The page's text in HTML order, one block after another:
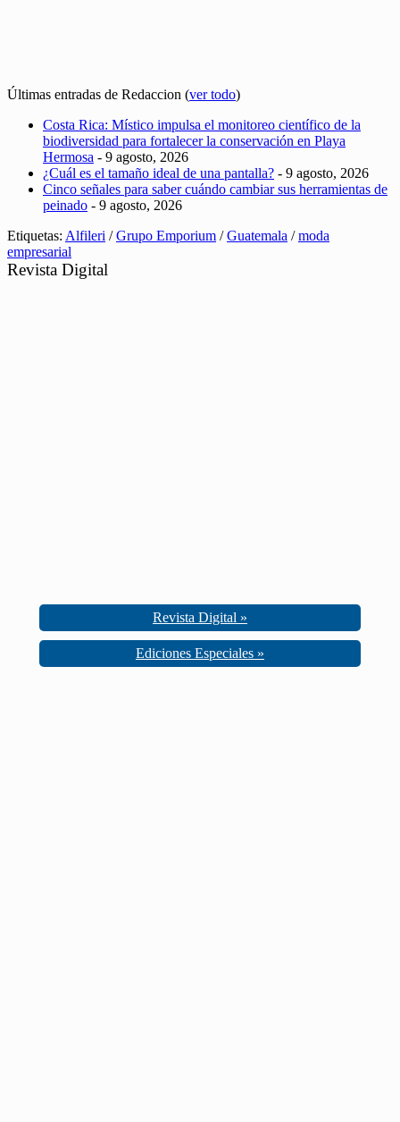
Últimas entradas de Redaccion (ver todo)
Costa Rica: Místico impulsa el monitoreo científico de la
biodiversidad para fortalecer la conservación en Playa
Hermosa - 9 agosto, 2026
¿Cuál es el tamaño ideal de una pantalla? - 9 agosto, 2026
Cinco señales para saber cuándo cambiar sus herramientas de
peinado - 9 agosto, 2026
Etiquetas: Alfileri /Grupo Emporium /Guatemala /moda
empresarial
Revista Digital
Revista Digital »
Ediciones Especiales »